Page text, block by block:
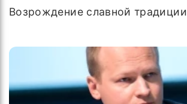
Возрождение славной традиции